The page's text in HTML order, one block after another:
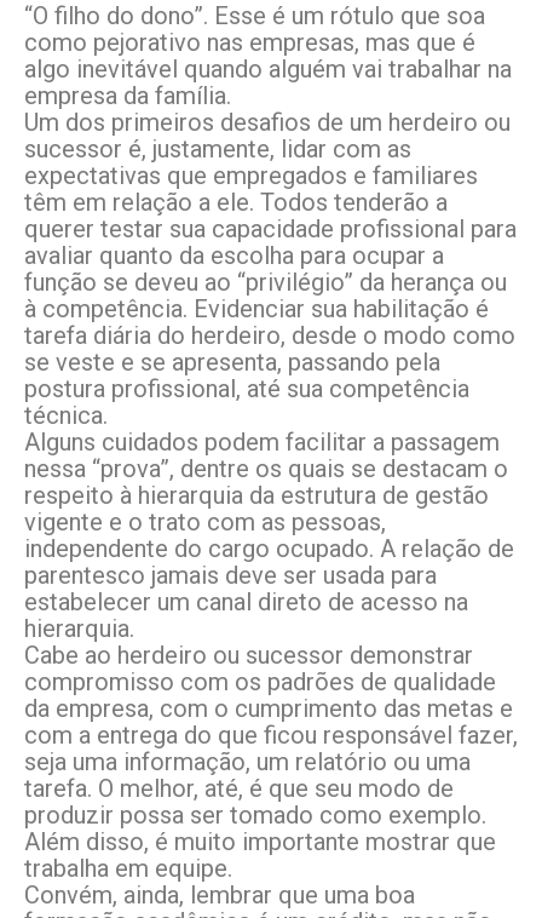
“O filho do dono”. Esse é um rótulo que soa
como pejorativo nas empresas, mas que é
algo inevitável quando alguém vai trabalhar na
empresa da família.
Um dos primeiros desafios de um herdeiro ou
sucessor é, justamente, lidar com as
expectativas que empregados e familiares
têm em relação a ele. Todos tenderão a
querer testar sua capacidade profissional para
avaliar quanto da escolha para ocupar a
função se deveu ao “privilégio” da herança ou
à competência. Evidenciar sua habilitação é
tarefa diária do herdeiro, desde o modo como
se veste e se apresenta, passando pela
postura profissional, até sua competência
técnica.
Alguns cuidados podem facilitar a passagem
nessa “prova”, dentre os quais se destacam o
respeito à hierarquia da estrutura de gestão
vigente e o trato com as pessoas,
independente do cargo ocupado. A relação de
parentesco jamais deve ser usada para
estabelecer um canal direto de acesso na
hierarquia.
Cabe ao herdeiro ou sucessor demonstrar
compromisso com os padrões de qualidade
da empresa, com o cumprimento das metas e
com a entrega do que ficou responsável fazer,
seja uma informação, um relatório ou uma
tarefa. O melhor, até, é que seu modo de
produzir possa ser tomado como exemplo.
Além disso, é muito importante mostrar que
trabalha em equipe.
Convém, ainda, lembrar que uma boa